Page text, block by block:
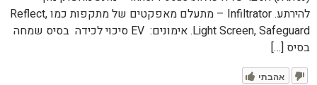
להירתע. Infiltrator – מתעלם מאפקטים של מתקפות כמו Reflect,
Light Screen, Safeguard. אימונים: EV סיכוי לכידה בסיס שמחה
בסיס […]
אהבתי